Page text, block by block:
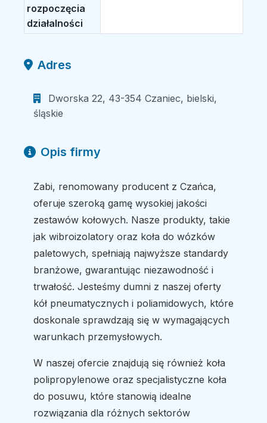
rozpoczęcia
działalności
Adres
Dworska 22, 43-354 Czaniec, bielski,
śląskie
Opis firmy
Zabi, renomowany producent z Czańca,
oferuje szeroką gamę wysokiej jakości
zestawów kołowych. Nasze produkty, takie
jak wibroizolatory oraz koła do wózków
paletowych, spełniają najwyższe standardy
branżowe, gwarantując niezawodność i
trwałość. Jesteśmy dumni z naszej oferty
kół pneumatycznych i poliamidowych, które
doskonale sprawdzają się w wymagających
warunkach przemysłowych.
W naszej ofercie znajdują się również koła
polipropylenowe oraz specjalistyczne koła
do posuwu, które stanowią idealne
rozwiązania dla różnych sektorów